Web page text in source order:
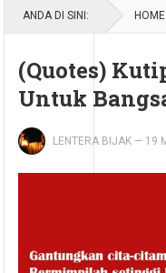
ANDA DI SINI: HOME
(Quotes)
Untuk
LENTERA BIJAK — 19